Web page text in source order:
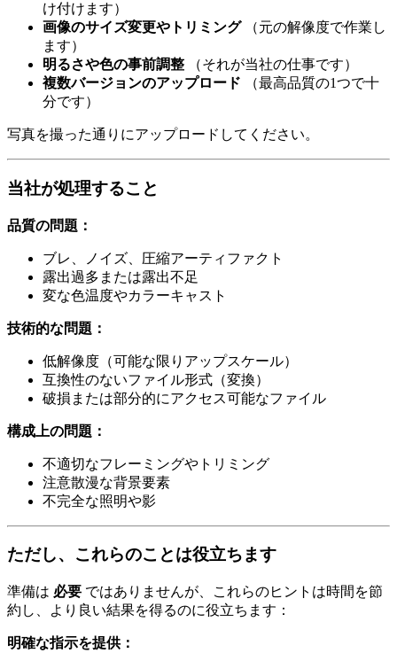
け付けます）
画像のサイズ変更やトリミング（元の解像度で作業し
ます）
明るさや色の事前調整 （それが当社の仕事です）
複数バージョンのアップロード （最高品質の1つで十
分です）
写真を撮った通りにアップロードしてください。
当社が処理すること
品質の問題：
ブレ、ノイズ、圧縮アーティファクト
露出過多または露出不足
変な色温度やカラーキャスト
技術的な問題：
低解像度（可能な限りアップスケール）
互換性のないファイル形式（変換）
破損または部分的にアクセス可能なファイル
構成上の問題：
不適切なフレーミングやトリミング
注意散漫な背景要素
不完全な照明や影
ただし、これらのことは役立ちます
準備は 必要 ではありませんが、これらのヒントは時間を節
約し、より良い結果を得るのに役立ちます：
明確な指示を提供：